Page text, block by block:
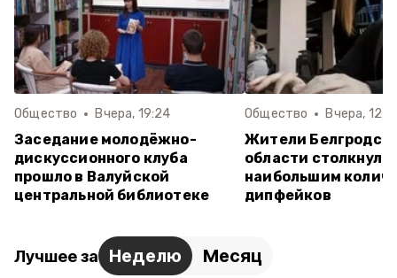
Общество Вчера, 19:24
Заседание молодёжно-
дискуссионного клуба
прошло в Валуйской
центральной библиотеке
Общество Вчера,
Жители
области
наибольшим
дипфейков
Лучшее за Неделю Месяц